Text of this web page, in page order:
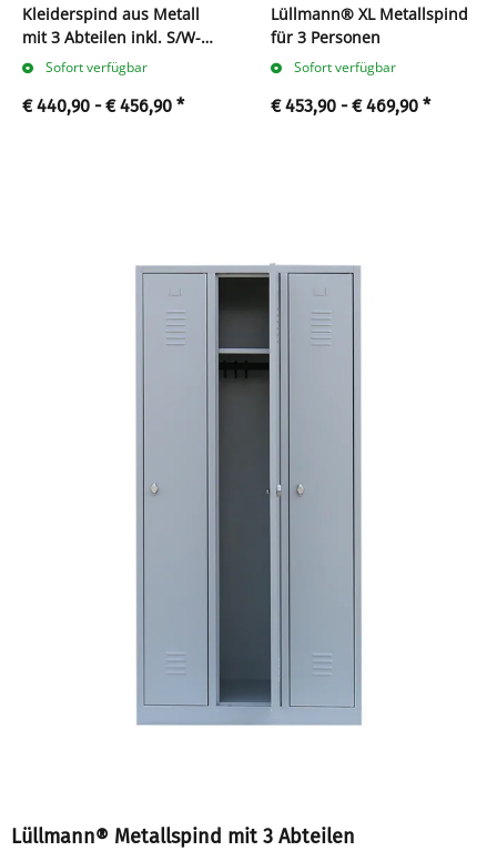
Kleiderspind aus Metall
mit 3 Abteilen inkl. S/W-
Trennung
Sofort verfügbar
€ 440,90 -€ 456,90 *
Lüllmann® XL Metallspind
für 3 Personen
Sofort verfügbar
€ 453,90 -€ 469,90 *
Lüllmann® Metallspind mit 3 Abteilen